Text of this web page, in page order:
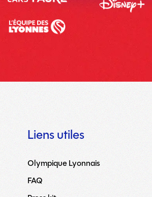
Liens utiles
Olympique Lyonnais
FAQ